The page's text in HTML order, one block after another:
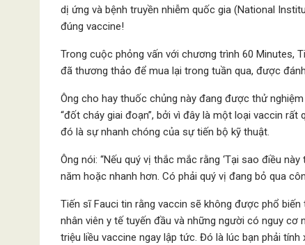
dị ứng và bệnh truyền nhiễm quốc gia (National
đúng vaccine!
Trong cuộc phỏng vấn với chương trình 60 Minutes,
đã thương thảo để mua lại trong tuần qua, được
Ông cho hay thuốc chủng này đang được thử
“đốt cháy giai đoạn”, bởi vì đây là một loại vaccin
đó là sự nhanh chóng của sự tiến bộ kỹ thuật.
Ông nói: “Nếu quý vị thắc mắc rằng ‘Tại sao điều
năm hoặc nhanh hơn. Có phải quý vị đang bỏ qua
Tiến sĩ Fauci tin rằng vaccin sẽ không được phổ
nhân viên y tế tuyến đầu và những người có nguy cơ
triệu liều vaccine ngay lập tức. Đó là lúc bạn phải